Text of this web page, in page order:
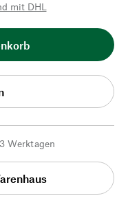
mit DHL
Werktagen